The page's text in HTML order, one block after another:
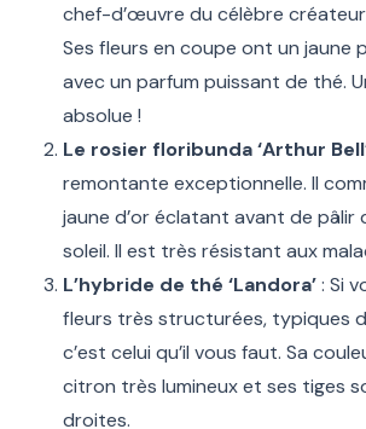
chef-d’œuvre du célèbre
Ses fleurs en coupe ont un jaune
avec un parfum puissant de thé.
absolue !
Le rosier floribunda ‘Arthur
remontante exceptionnelle. Il
jaune d’or éclatant avant de pâlir
soleil. Il est très résistant aux
L’hybride de thé ‘Landora’: Si
fleurs très structurées, typiques
c’est celui qu’il vous faut. Sa
citron très lumineux et ses tiges
droites.